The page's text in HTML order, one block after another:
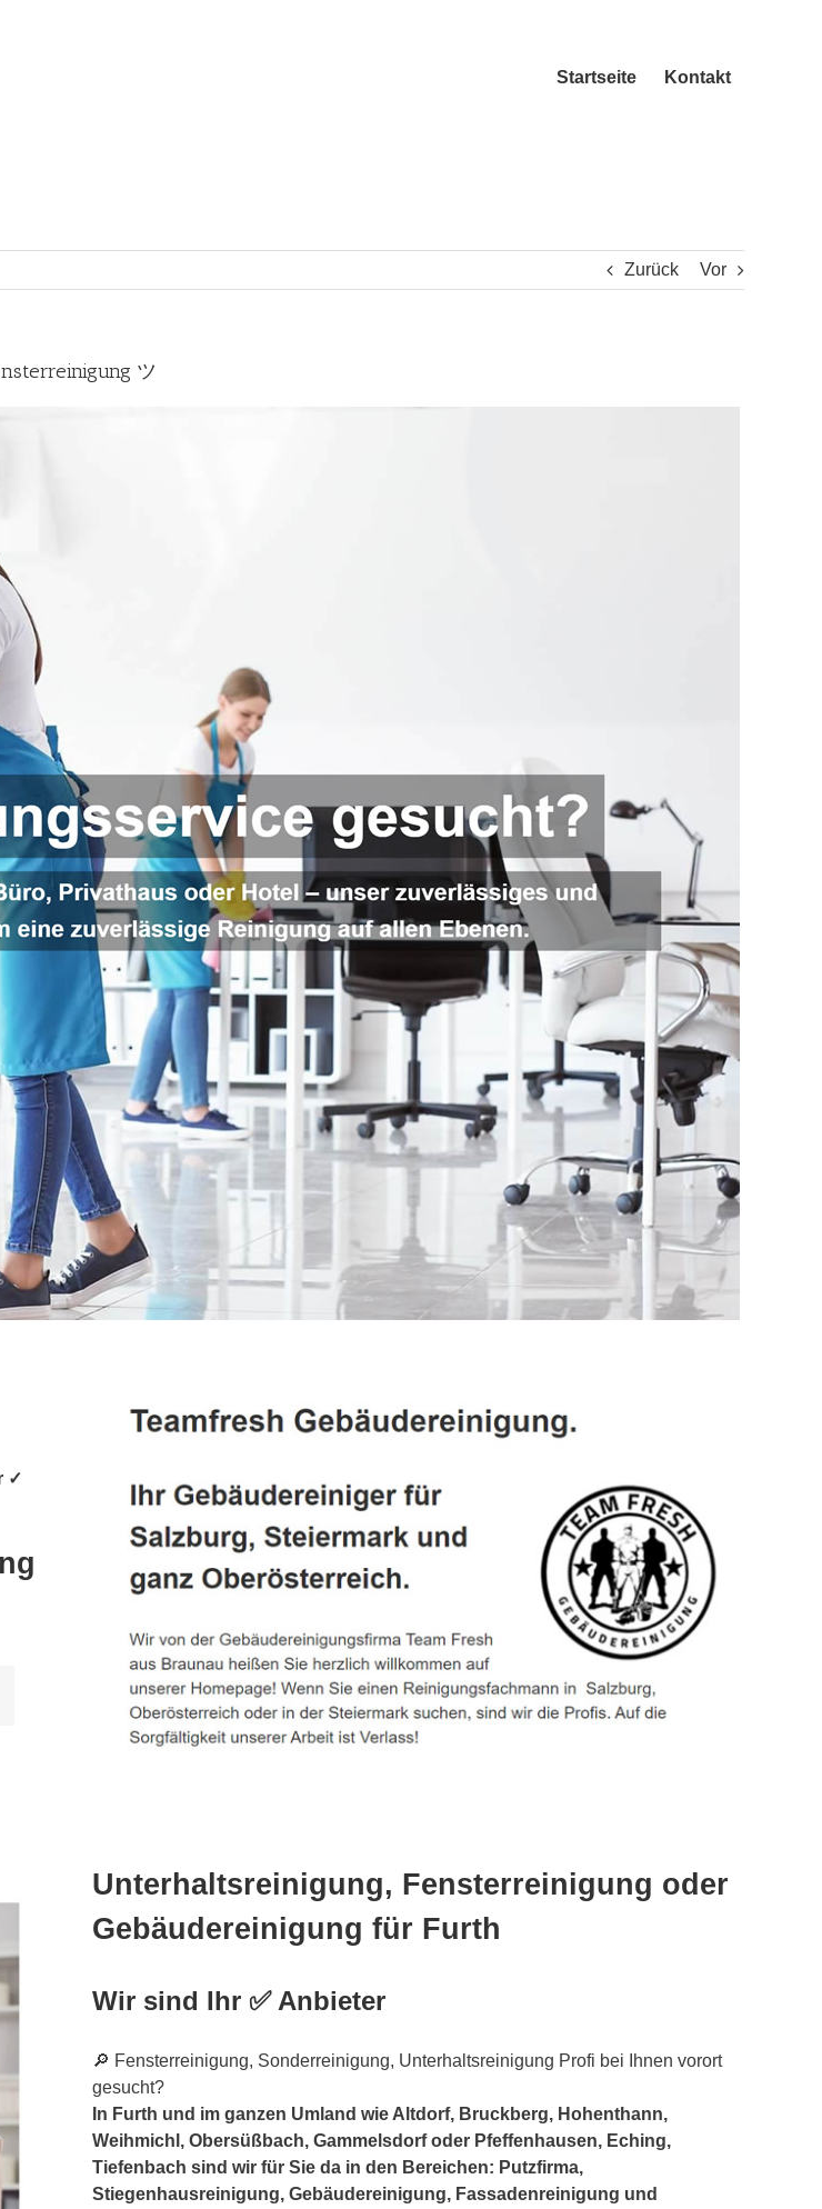
Startseite Kontakt
Zurück Vor
ツ
✓
Unterhaltsreinigung, Fensterreinigung oder
Gebäudereinigung für Furth
Wir sind Ihr ✅ Anbieter
🔎 Fensterreinigung, Sonderreinigung, Unterhaltsreinigung Profi bei Ihnen vorort
gesucht?
In Furth und im ganzen Umland wie Altdorf, Bruckberg, Hohenthann,
Weihmichl, Obersüßbach, Gammelsdorf oder Pfeffenhausen, Eching,
Tiefenbach sind wir für Sie da in den Bereichen: Putzfirma,
Stiegenhausreinigung, Gebäudereinigung, Fassadenreinigung und